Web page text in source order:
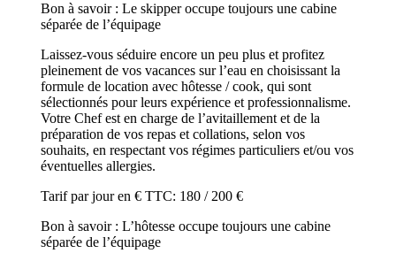
Bon à savoir : Le skipper occupe toujours une cabine
séparée de l’équipage
Laissez-vous séduire encore un peu plus et profitez
pleinement de vos vacances sur l’eau en choisissant la
formule de location avec hôtesse / cook, qui sont
sélectionnés pour leurs expérience et professionnalisme.
Votre Chef est en charge de l’avitaillement et de la
préparation de vos repas et collations, selon vos
souhaits, en respectant vos régimes particuliers et/ou vos
éventuelles allergies.
Tarif par jour en € TTC: 180 / 200 €
Bon à savoir : L’hôtesse occupe toujours une cabine
séparée de l’équipage